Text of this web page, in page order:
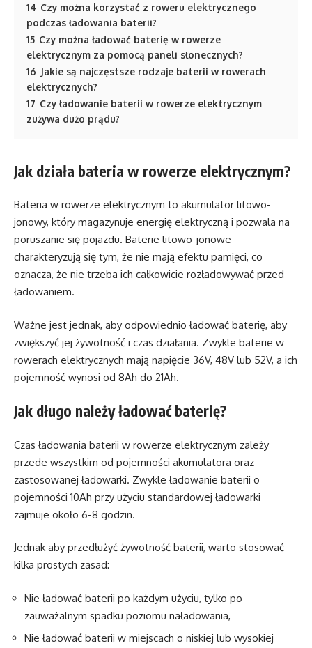
14 Czy można korzystać z roweru elektrycznego
podczas ładowania baterii?
15 Czy można ładować baterię w rowerze
elektrycznym za pomocą paneli słonecznych?
16 Jakie są najczęstsze rodzaje baterii w rowerach
elektrycznych?
17 Czy ładowanie baterii w rowerze elektrycznym
zużywa dużo prądu?
Jak działa bateria w rowerze elektrycznym?
Bateria w rowerze elektrycznym to akumulator litowo-
jonowy, który magazynuje energię elektryczną i pozwala na
poruszanie się pojazdu. Baterie litowo-jonowe
charakteryzują się tym, że nie mają efektu pamięci, co
oznacza, że nie trzeba ich całkowicie rozładowywać przed
ładowaniem.
Ważne jest jednak, aby odpowiednio ładować baterię, aby
zwiększyć jej żywotność i czas działania. Zwykle baterie w
rowerach elektrycznych mają napięcie 36V, 48V lub 52V, a ich
pojemność wynosi od 8Ah do 21Ah.
Jak długo należy ładować baterię?
Czas ładowania baterii w rowerze elektrycznym zależy
przede wszystkim od pojemności akumulatora oraz
zastosowanej ładowarki. Zwykle ładowanie baterii o
pojemności 10Ah przy użyciu standardowej ładowarki
zajmuje około 6-8 godzin.
Jednak aby przedłużyć żywotność baterii, warto stosować
kilka prostych zasad:
Nie ładować baterii po każdym użyciu, tylko po
zauważalnym spadku poziomu naładowania,
Nie ładować baterii w miejscach o niskiej lub wysokiej